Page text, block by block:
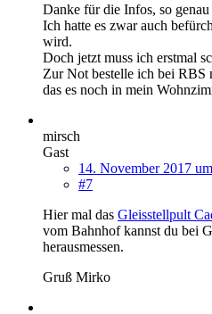
Danke für die Infos, so
Ich hatte es zwar auch
wird.
Doch jetzt muss ich erstmal
Zur Not bestelle ich bei
das es noch in mein
mirsch
Gast
14. November 2017
#7
Hier mal das Gleisstellpult
vom Bahnhof kannst du bei
herausmessen.
Gruß Mirko